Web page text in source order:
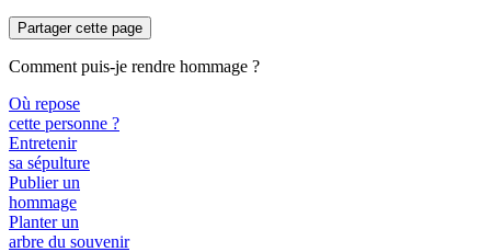
Partager cette page
Comment puis-je rendre hommage ?
Où repose
cette personne ?
Entretenir
sa sépulture
Publier un
hommage
Planter un
arbre du souvenir